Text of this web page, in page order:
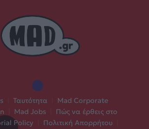
Ταυτότητα
Mad Corporate
Mad Jobs
Πώς να έρθεις στο
Policy Πολιτική Απορρήτου